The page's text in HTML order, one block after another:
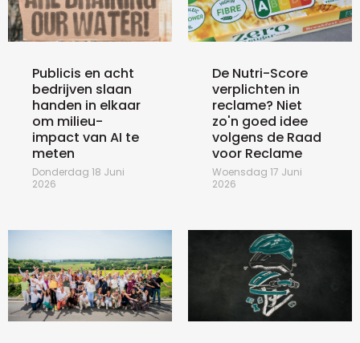
Publicis en acht
bedrijven slaan
handen in elkaar
om milieu-
impact van AI te
meten
Donderdag 18 Juni
2026
De Nutri-Score
verplichten in
reclame? Niet
zo'n goed idee
volgens de Raad
voor Reclame
Woensdag 17 Juni
2026